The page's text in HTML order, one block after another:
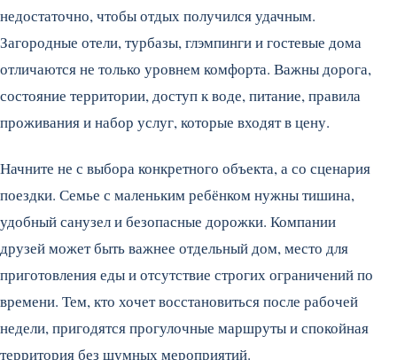
недостаточно, чтобы отдых получился удачным.
Загородные отели, турбазы, глэмпинги и гостевые дома
отличаются не только уровнем комфорта. Важны дорога,
состояние территории, доступ к воде, питание, правила
проживания и набор услуг, которые входят в цену.
Начните не с выбора конкретного объекта, а со сценария
поездки. Семье с маленьким ребёнком нужны тишина,
удобный санузел и безопасные дорожки. Компании
друзей может быть важнее отдельный дом, место для
приготовления еды и отсутствие строгих ограничений по
времени. Тем, кто хочет восстановиться после рабочей
недели, пригодятся прогулочные маршруты и спокойная
территория без шумных мероприятий.